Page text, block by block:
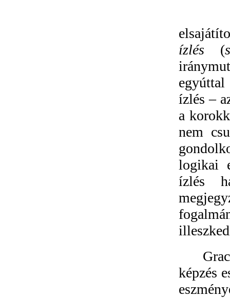
ízlés (
ízlés –
a
nem
logikai
ízlés
képzés